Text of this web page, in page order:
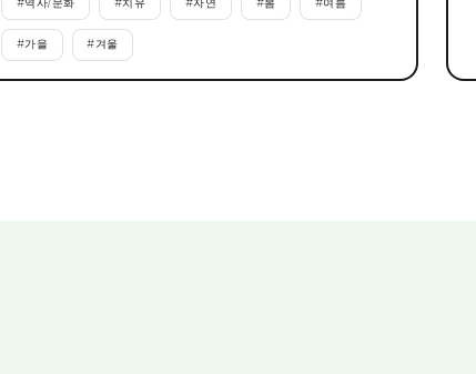
#역사/문화 #치유 #자연 #봄 #여름
#가을 #겨울